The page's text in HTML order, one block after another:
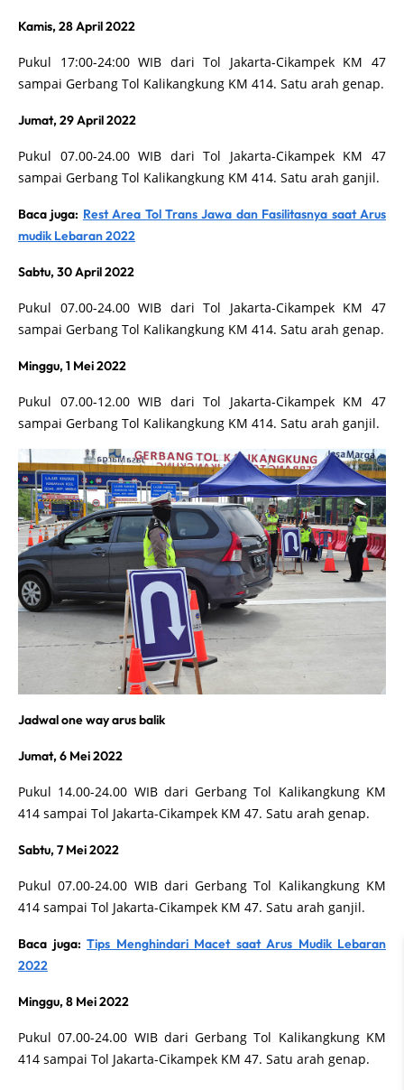
Kamis, 28 April 2022
Pukul 17:00-24:00 WIB dari Tol Jakarta-Cikampek KM 47
sampai Gerbang Tol Kalikangkung KM 414. Satu arah genap.
Jumat, 29 April 2022
Pukul 07.00-24.00 WIB dari Tol Jakarta-Cikampek KM 47
sampai Gerbang Tol Kalikangkung KM 414. Satu arah ganjil.
Baca juga: Rest Area Tol Trans Jawa dan Fasilitasnya saat Arus
mudik Lebaran 2022
Sabtu, 30 April 2022
Pukul 07.00-24.00 WIB dari Tol Jakarta-Cikampek KM 47
sampai Gerbang Tol Kalikangkung KM 414. Satu arah genap.
Minggu, 1 Mei 2022
Pukul 07.00-12.00 WIB dari Tol Jakarta-Cikampek KM 47
sampai Gerbang Tol Kalikangkung KM 414. Satu arah ganjil.
Jadwal one way arus balik
Jumat, 6 Mei 2022
Pukul 14.00-24.00 WIB dari Gerbang Tol Kalikangkung KM
414 sampai Tol Jakarta-Cikampek KM 47. Satu arah genap.
Sabtu, 7 Mei 2022
Pukul 07.00-24.00 WIB dari Gerbang Tol Kalikangkung KM
414 sampai Tol Jakarta-Cikampek KM 47. Satu arah ganjil.
Baca juga: Tips Menghindari Macet saat Arus Mudik Lebaran
2022
Minggu, 8 Mei 2022
Pukul 07.00-24.00 WIB dari Gerbang Tol Kalikangkung KM
414 sampai Tol Jakarta-Cikampek KM 47. Satu arah genap.